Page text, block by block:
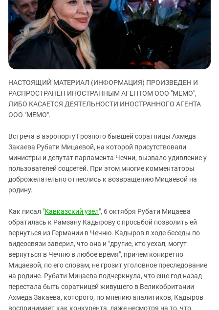
ЗАСТАВЛЯЕТ
КАВКАЗ ЗА ПАЛЕСТИНУ
ИНАКОМЫСЛИЕ В ЧЕЧНЕ
ПРЕСЛЕДОВАНИЕ АКТИВИСТОВ
МОБИЛИЗАЦИЯ И ПРОТЕСТЫ
Дагестан
Ингушетия
Кабардино-Балкария
Калмыкия
Карачаево-Черкесия
Краснодарский край
Российская Федерация
Северная Осетия - Алания
СКФО
Ставропольский край
Чечня
Южный Кавказ
ЮФО
НАСТОЯЩИЙ МАТЕРИАЛ (ИНФОРМАЦИЯ) ПРОИЗВЕДЕН И
РАСПРОСТРАНЕН ИНОСТРАННЫМ АГЕНТОМ ООО "МЕМО",
ЛИБО КАСАЕТСЯ ДЕЯТЕЛЬНОСТИ ИНОСТРАННОГО АГЕНТА
ООО "МЕМО".
Встреча в аэропорту Грозного бывшей соратницы Ахмеда
Закаева Рубати Мицаевой, на которой присутствовали
министры и депутат парламента Чечни, вызвало удивление у
пользователей соцсетей. При этом многие комментаторы
доброжелательно отнеслись к возвращению Мицаевой на
родину.
Как писал "Кавказский узел", 6 октября Рубати Мицаева
обратилась к Рамзану Кадырову с просьбой позволить ей
вернуться из Германии в Чечню. Кадыров в ходе беседы по
видеосвязи заверил, что она и "другие, кто уехал, могут
вернуться в Чечню в любое время", причем конкретно
Мицаевой, по его словам, не грозит уголовное преследование
на родине. Рубати Мицаева подчеркнула, что еще год назад
перестала быть соратницей живущего в Великобритании
Ахмеда Закаева, которого, по мнению аналитиков, Кадыров
воспринимает как конкурента, даже несмотря на то, что